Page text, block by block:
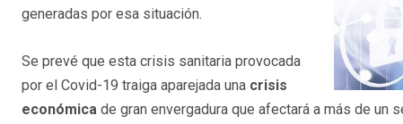
generadas por esa situación.
Se prevé que esta crisis sanitaria provocada
por el Covid-19 traiga aparejada una crisis
económica de gran envergadura que afectará a más de un